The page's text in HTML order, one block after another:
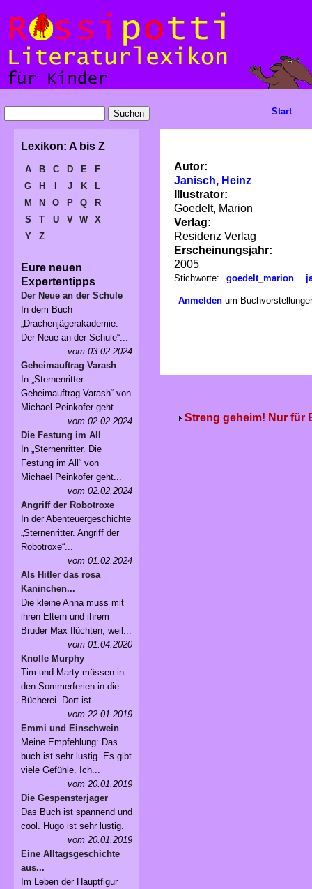
Autor:
Janisch, Heinz
Illustrator:
Goedelt, Marion
Verlag:
Residenz Verlag
Erscheinungsjahr:
2005
Stichworte: goedelt_marion
Anmelden um
Streng geheim! Nur für
Start
Lexikon: A bis Z
A B C D E
F
G
H J K
L
M
N O P Q
R
S
T U V W
X
Y
Z
Eure neuen
Expertentipps
Der Neue an der Schule
In dem Buch
„Drachenjägerakademie.
Der Neue an der Schule“...
vom 03.02.2024
Geheimauftrag Varash
In „Sternenritter.
Geheimauftrag Varash“ von
Michael Peinkofer geht...
vom 02.02.2024
Die Festung im All
In „Sternenritter. Die
Festung im All“ von
Michael Peinkofer geht...
vom 02.02.2024
Angriff der Robotroxe
In der Abenteuergeschichte
„Sternenritter. Angriff der
Robotroxe“...
vom 01.02.2024
Als Hitler das rosa
Kaninchen...
Die kleine Anna muss mit
ihren Eltern und ihrem
Bruder Max flüchten, weil...
vom 01.04.2020
Knolle Murphy
Tim und Marty müssen in
den Sommerferien in die
Bücherei. Dort ist...
vom 22.01.2019
Emmi und Einschwein
Meine Empfehlung: Das
buch ist sehr lustig. Es gibt
viele Gefühle. Ich...
vom 20.01.2019
Die Gespensterjager
Das Buch ist spannend und
cool. Hugo ist sehr lustig.
vom 20.01.2019
Eine Alltagsgeschichte
aus...
Im Leben der Hauptfigur